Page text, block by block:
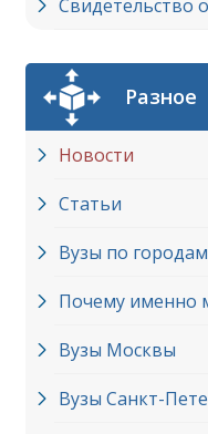
Свидетельство
Разное
Новости
Статьи
Вузы по городам
Почему именно
Вузы Москвы
Вузы Cанкт-